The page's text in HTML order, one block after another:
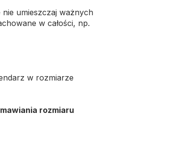
umieszczaj ważnych
w całości, np.
w rozmiarze
rozmiaru